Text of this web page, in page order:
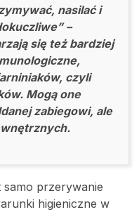
nasilać i
–
się też bardziej
czyli
Mogą one
zabiegowi, ale
samo przerywanie
higieniczne w